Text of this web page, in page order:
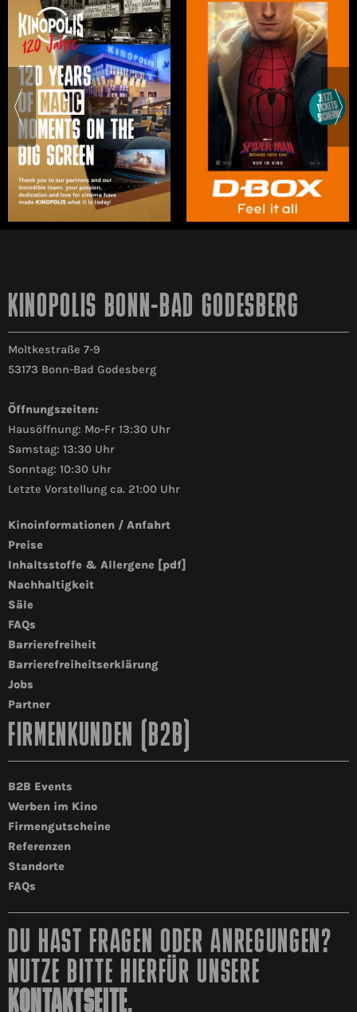
KINOPOLIS BONN-BAD GODESBERG
Moltkestraße 7-9
53173 Bonn-Bad Godesberg
Öffnungszeiten:
Hausöffnung: Mo-Fr 13:30 Uhr
Samstag: 13:30 Uhr
Sonntag: 10:30 Uhr
Letzte Vorstellung ca. 21:00 Uhr
Kinoinformationen / Anfahrt
Preise
Inhaltsstoffe & Allergene [pdf]
Nachhaltigkeit
Säle
FAQs
Barrierefreiheit
Barrierefreiheitserklärung
Jobs
Partner
FIRMENKUNDEN (B2B)
B2B Events
Werben im Kino
Firmengutscheine
Referenzen
Standorte
FAQs
DU HAST FRAGEN ODER ANREGUNGEN?
NUTZE BITTE HIERFÜR UNSERE
KONTAKTSEITE.